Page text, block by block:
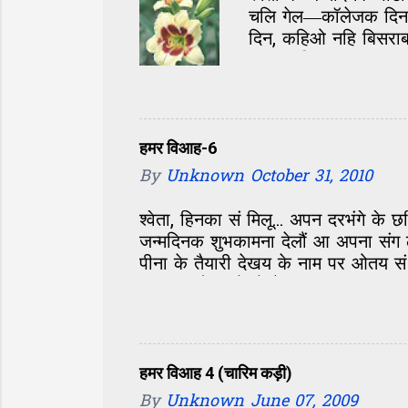
m
m
चलि गेल—कॉलेजक
दिन, कहिओ नहि
आओर होए छै। जखन
बोली अतेक मीठ जेना
आ कहु सम्मोहन छल जे
जे देखिते मुंह...
हमर विआह-6
By Unknown October 31, 2010
श्वेता, हिनका सं मिलू... अपन दरभंगे के
जन्मदिनक शुभकामना देलौं आ अपना संग
पीना के तैयारी देखय के नाम पर ओतय
ओतेक तैयारी- सामने अएलि त एकदम
हाए शेखर, केहन छी अहां? की सभ भ
लगलाह। लोक सभ सं परिचय होएत
हमर विआह 4 (चारिम कड़ी)
By Unknown June 07, 2009